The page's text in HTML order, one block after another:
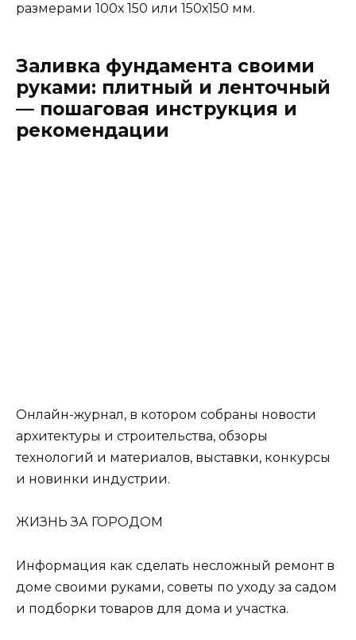
размерами 100х 150 или 150х150 мм.
Заливка фундамента своими
руками: плитный и ленточный
— пошаговая инструкция и
рекомендации
технологий и материалов, выставки, конкурсы
и новинки индустрии.
ЖИЗНЬ ЗА ГОРОДОМ
Информация как сделать несложный ремонт в
и подборки товаров для дома и участка.